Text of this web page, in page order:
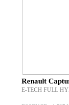
Renault
E-TECH FULL